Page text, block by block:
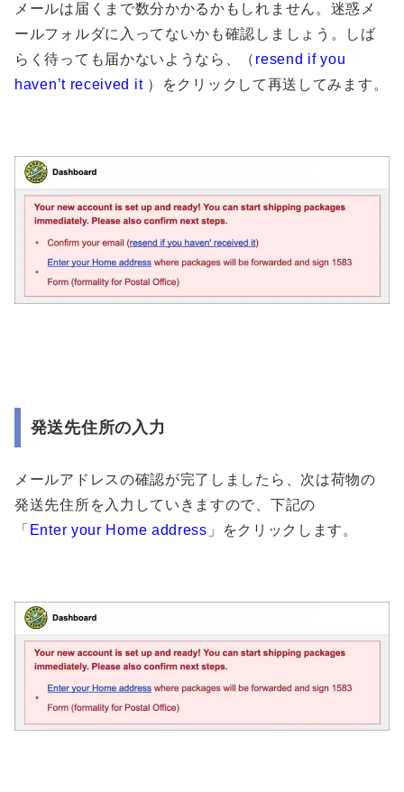
メールは届くまで数分かかるかもしれません。迷惑メ
ールフォルダに入ってないかも確認しましょう。しば
らく待っても届かないようなら、（ resend if you
haven’t received it）をクリックして再送してみます。
発送先住所の入力
メールアドレスの確認が完了しましたら、次は荷物の
発送先住所を入力していきますので、下記の
「 Enter your Home address 」をクリックします。